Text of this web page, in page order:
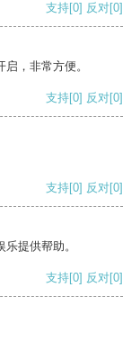
支持[0] 反对[0]
，非常方便。
支持[0] 反对[0]
支持[0] 反对[0]
提供帮助。
支持[0] 反对[0]